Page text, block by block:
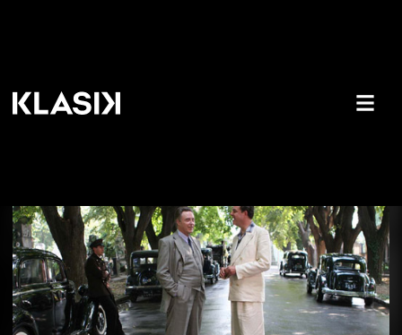
KLASIK premijere donose spas od